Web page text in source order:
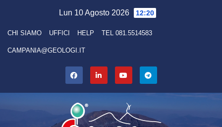
content
Lun 10 Agosto 2026 12:20
CHI SIAMO UFFICI HELP TEL 081.5514583
CAMPANIA@GEOLOGI.IT